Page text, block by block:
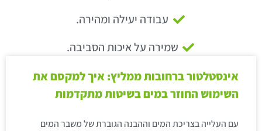
עבודה יעילה ומהירה.
שמירה על איכות הסביבה.
אינסטלטור ברחובות ממליץ: איך למקסם את
השימוש החוזר במים בשיטות מתקדמות
עם העלייה בצריכת המים וההבנה הגוברת של משבר המים